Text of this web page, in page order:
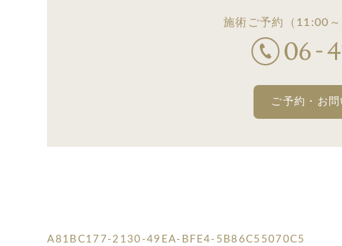
施術ご予約 （11:00
ご予約・お
A81BC177-2130-49EA-BFE4-5B86C55070C5